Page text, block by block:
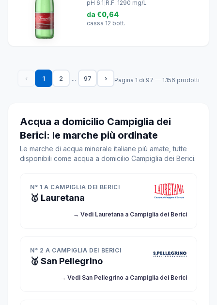
pH 6.1 R.F. 1290 mg/L
da €0,64
cassa 12 bott.
‹ 1 2 ... 97 › Pagina 1 di 97 — 1.156 prodotti
Acqua a domicilio Campiglia dei
Berici: le marche più ordinate
Le marche di acqua minerale italiane più amate, tutte
disponibili come acqua a domicilio Campiglia dei Berici.
N° 1 A CAMPIGLIA DEI BERICI
🥇 Lauretana
→ Vedi Lauretana a Campiglia dei Berici
N° 2 A CAMPIGLIA DEI BERICI
🥈 San Pellegrino
→ Vedi San Pellegrino a Campiglia dei Berici